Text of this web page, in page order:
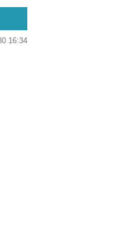
16:34